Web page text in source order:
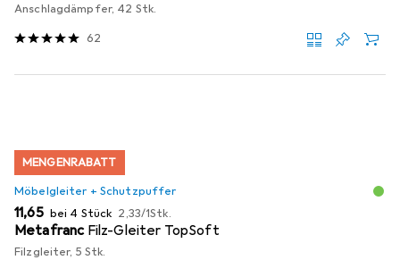
Anschlagdämpfer, 42 Stk.
62
MENGENRABATT
Möbelgleiter + Schutzpuffer
EUR
11,65 bei 4 Stück EUR
2,33/1Stk.
Metafranc Filz-Gleiter TopSoft
Filzgleiter, 5 Stk.